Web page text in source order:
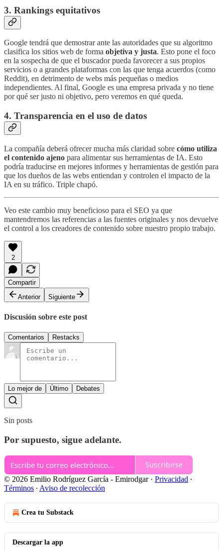
3. Rankings equitativos
Google tendrá que demostrar ante las autoridades que su algoritmo
clasifica los sitios web de forma objetiva y justa. Esto pone el foco
en la sospecha de que el buscador pueda favorecer a sus propios
servicios o a grandes plataformas con las que tenga acuerdos (como
Reddit), en detrimento de webs más pequeñas o medios
independientes. Al final, Google es una empresa privada y no tiene
por qué ser justo ni objetivo, pero veremos en qué queda.
4. Transparencia en el uso de datos
La compañía deberá ofrecer mucha más claridad sobre cómo utiliza
el contenido ajeno para alimentar sus herramientas de IA. Esto
podría traducirse en mejores informes y herramientas de gestión para
que los dueños de las webs entiendan y controlen el impacto de la
IA en su tráfico. Triple chapó.
Veo este cambio muy beneficioso para el SEO ya que
mantendremos las referencias a las fuentes originales y nos devuelve
el control a los creadores de contenido sobre nuestro propio trabajo.
2
Compartir
Anterior
Siguiente
Discusión sobre este post
Comentarios Restacks
Lo mejor de Último Debates
Sin posts
Por supuesto, sigue adelante.
Suscribirse
© 2026 Emilio Rodríguez García - Emirodgar· Privacidad ∙
Términos ∙ Aviso de recolección
Crea tu Substack
Descargar la app